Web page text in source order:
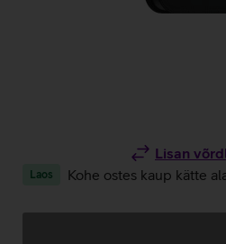
Lisan
Laos Kohe ostes kaup kätte